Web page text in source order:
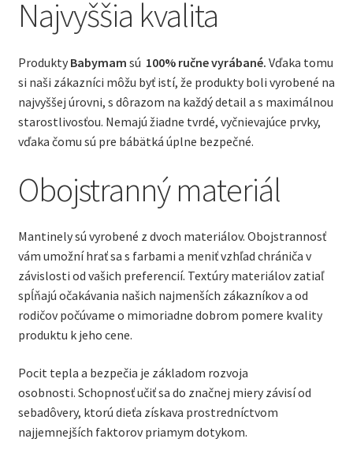
Najvyššia kvalita
Produkty Babymam sú 100% ručne vyrábané. Vďaka tomu
si naši zákazníci môžu byť istí, že produkty boli vyrobené na
najvyššej úrovni, s dôrazom na každý detail a s maximálnou
starostlivosťou. Nemajú žiadne tvrdé, vyčnievajúce prvky,
vďaka čomu sú pre bábätká úplne bezpečné.
Obojstranný materiál
Mantinely sú vyrobené z dvoch materiálov. Obojstrannosť
vám umožní hrať sa s farbami a meniť vzhľad chrániča v
závislosti od vašich preferencií. Textúry materiálov zatiaľ
spĺňajú očakávania našich najmenších zákazníkov a od
rodičov počúvame o mimoriadne dobrom pomere kvality
produktu k jeho cene.
Pocit tepla a bezpečia je základom rozvoja
osobnosti. Schopnosť učiť sa do značnej miery závisí od
sebadôvery, ktorú dieťa získava prostredníctvom
najjemnejších faktorov priamym dotykom.